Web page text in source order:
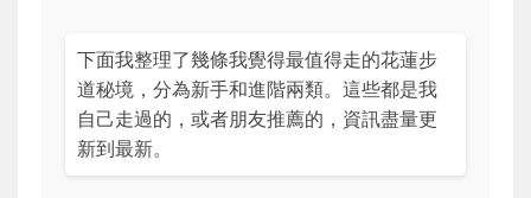
下面我整理了幾條我覺得最值得走的花蓮步
道秘境，分為新手和進階兩類。這些都是我
自己走過的，或者朋友推薦的，資訊盡量更
新到最新。